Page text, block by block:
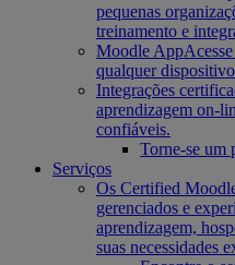
pequenas
treinamento e
Moodle App
qualquer
Integrações
aprendizagem on-
confiáveis.
Torne-se um
Serviços
Os Certified
gerenciados e
aprendizagem,
suas necessidades